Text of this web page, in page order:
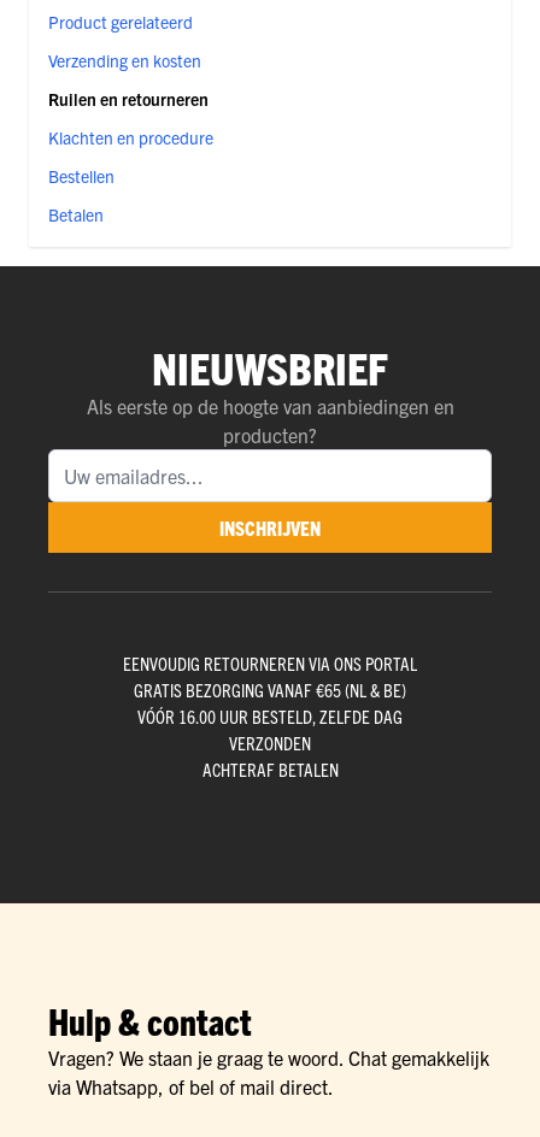
Product gerelateerd
Verzending en kosten
Ruilen en retourneren
Klachten en procedure
Bestellen
Betalen
NIEUWSBRIEF
Als eerste op de hoogte van aanbiedingen en
producten?
INSCHRIJVEN
EENVOUDIG RETOURNEREN VIA ONS PORTAL
GRATIS BEZORGING VANAF €65 (NL & BE)
VÓÓR 16.00 UUR BESTELD, ZELFDE DAG
VERZONDEN
ACHTERAF BETALEN
Hulp & contact
Vragen? We staan je graag te woord. Chat gemakkelijk
via Whatsapp, of bel of mail direct.